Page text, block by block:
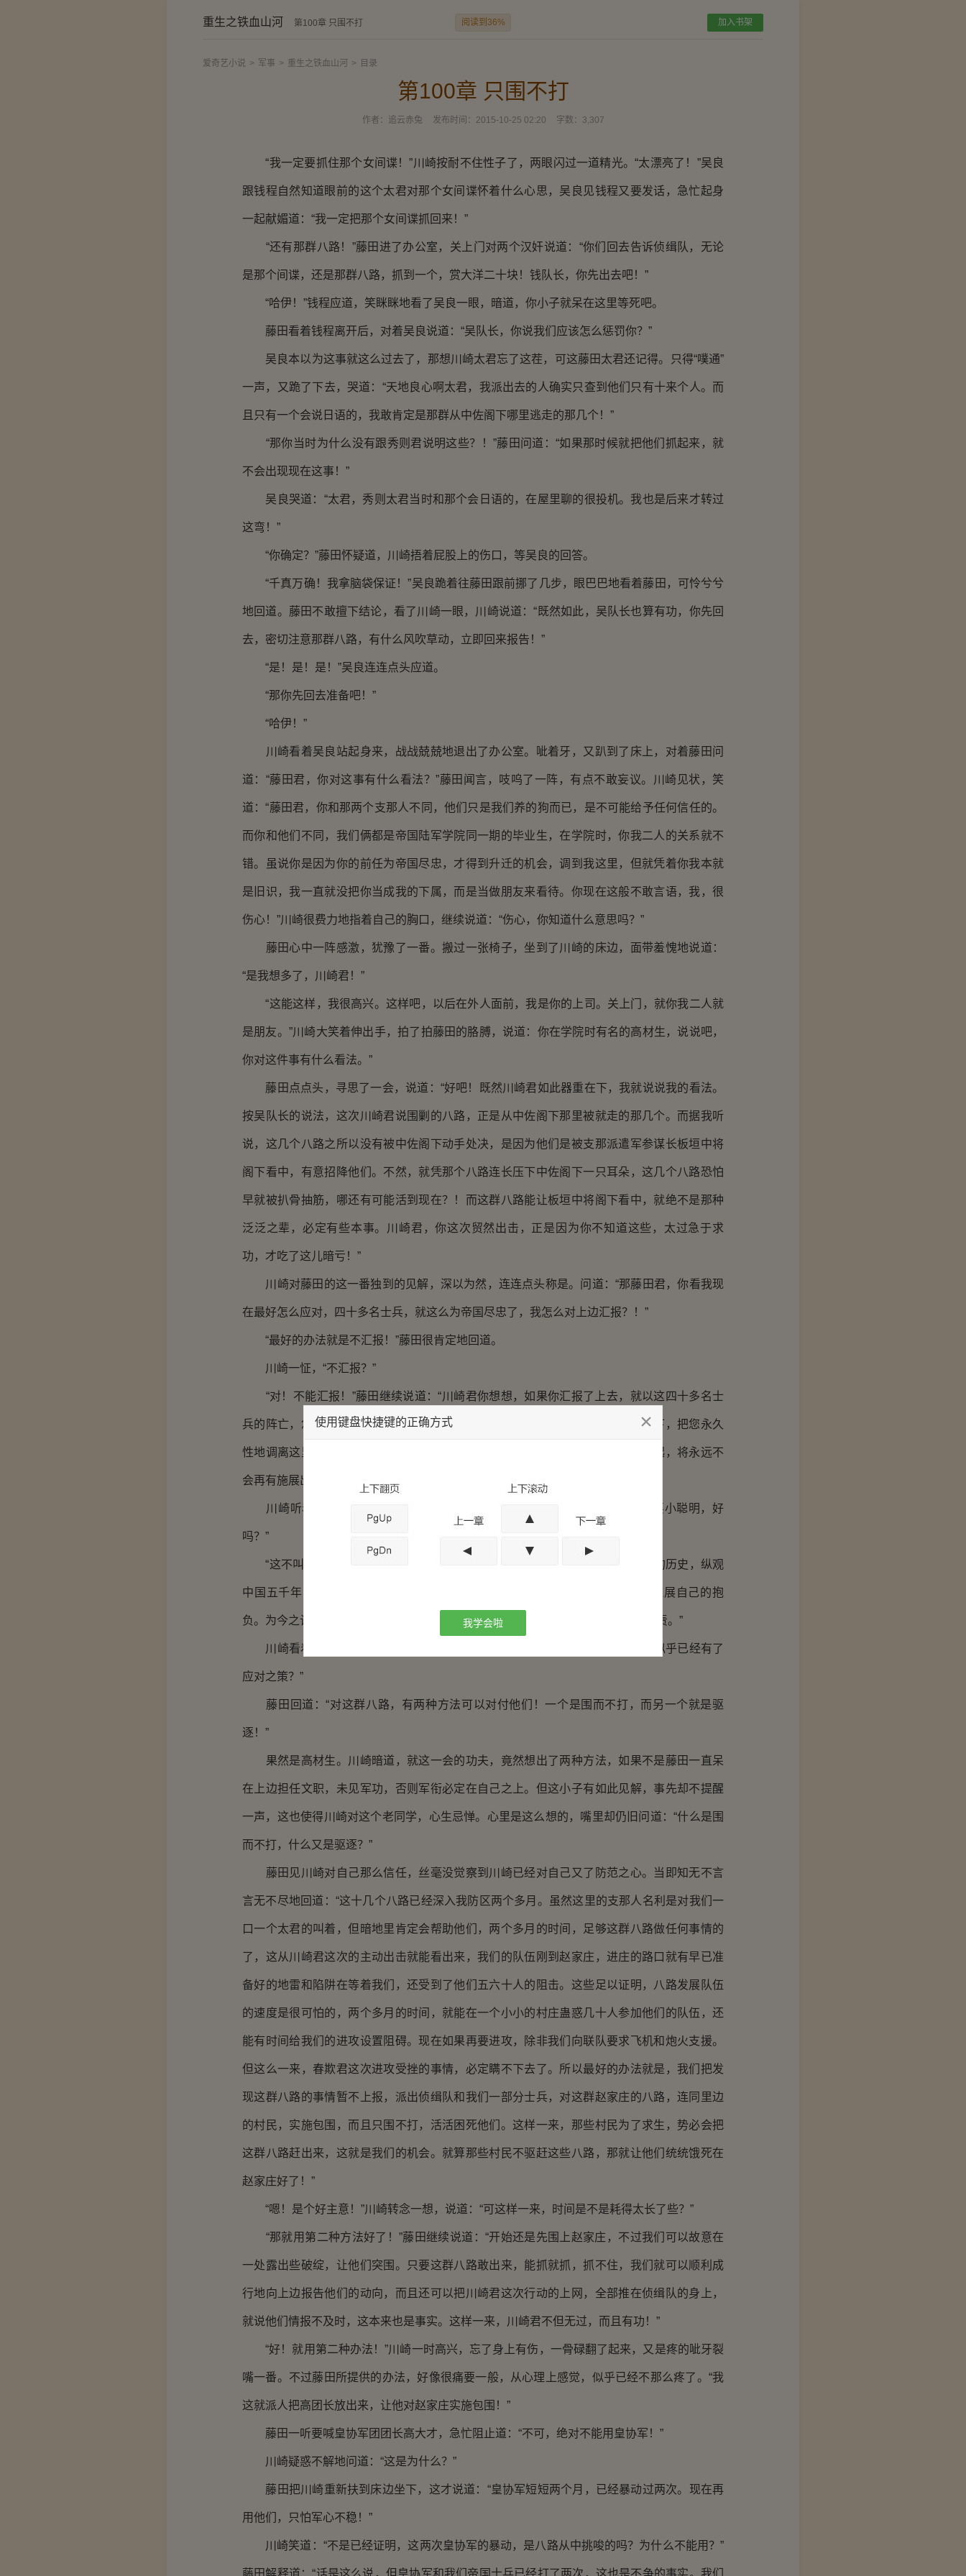
重生之铁血山河 第100章 只围不打 阅读到36% 加入书架
爱奇艺小说 > 军事 > 重生之铁血山河 > 目录
第100章 只围不打
作者： 追云赤兔 发布时间： 2015-10-25 02:20 字数： 3,307
“我一定要抓住那个女间谍！”川崎按耐不住性子了，两眼闪过一道精光。“太漂亮了！”吴良
跟钱程自然知道眼前的这个太君对那个女间谍怀着什么心思，吴良见钱程又要发话，急忙起身
一起献媚道：“我一定把那个女间谍抓回来！”
“还有那群八路！”藤田进了办公室，关上门对两个汉奸说道：“你们回去告诉侦缉队，无论
是那个间谍，还是那群八路，抓到一个，赏大洋二十块！钱队长，你先出去吧！”
“哈伊！”钱程应道，笑眯眯地看了吴良一眼，暗道，你小子就呆在这里等死吧。
藤田看着钱程离开后，对着吴良说道：“吴队长，你说我们应该怎么惩罚你？”
吴良本以为这事就这么过去了，那想川崎太君忘了这茬，可这藤田太君还记得。只得“噗通”
一声，又跪了下去，哭道：“天地良心啊太君，我派出去的人确实只查到他们只有十来个人。而
且只有一个会说日语的，我敢肯定是那群从中佐阁下哪里逃走的那几个！”
“那你当时为什么没有跟秀则君说明这些？！”藤田问道：“如果那时候就把他们抓起来，就
不会出现现在这事！”
吴良哭道：“太君，秀则太君当时和那个会日语的，在屋里聊的很投机。我也是后来才转过
这弯！”
“你确定？”藤田怀疑道，川崎捂着屁股上的伤口，等吴良的回答。
“千真万确！我拿脑袋保证！”吴良跪着往藤田跟前挪了几步，眼巴巴地看着藤田，可怜兮兮
地回道。藤田不敢擅下结论，看了川崎一眼，川崎说道：“既然如此，吴队长也算有功，你先回
去，密切注意那群八路，有什么风吹草动，立即回来报告！”
“是！是！是！”吴良连连点头应道。
“那你先回去准备吧！”
“哈伊！”
川崎看着吴良站起身来，战战兢兢地退出了办公室。呲着牙，又趴到了床上，对着藤田问
道：“藤田君，你对这事有什么看法？”藤田闻言，吱呜了一阵，有点不敢妄议。川崎见状，笑
道：“藤田君，你和那两个支那人不同，他们只是我们养的狗而已，是不可能给予任何信任的。
而你和他们不同，我们俩都是帝国陆军学院同一期的毕业生，在学院时，你我二人的关系就不
错。虽说你是因为你的前任为帝国尽忠，才得到升迁的机会，调到我这里，但就凭着你我本就
是旧识，我一直就没把你当成我的下属，而是当做朋友来看待。你现在这般不敢言语，我，很
伤心！”川崎很费力地指着自己的胸口，继续说道：“伤心，你知道什么意思吗？”
藤田心中一阵感激，犹豫了一番。搬过一张椅子，坐到了川崎的床边，面带羞愧地说道：
“是我想多了，川崎君！”
“这能这样，我很高兴。这样吧，以后在外人面前，我是你的上司。关上门，就你我二人就
是朋友。”川崎大笑着伸出手，拍了拍藤田的胳膊，说道：你在学院时有名的高材生，说说吧，
你对这件事有什么看法。”
藤田点点头，寻思了一会，说道：“好吧！既然川崎君如此器重在下，我就说说我的看法。
按吴队长的说法，这次川崎君说围剿的八路，正是从中佐阁下那里被就走的那几个。而据我听
说，这几个八路之所以没有被中佐阁下动手处决，是因为他们是被支那派遣军参谋长板垣中将
阁下看中，有意招降他们。不然，就凭那个八路连长压下中佐阁下一只耳朵，这几个八路恐怕
早就被扒骨抽筋，哪还有可能活到现在？！而这群八路能让板垣中将阁下看中，就绝不是那种
泛泛之辈，必定有些本事。川崎君，你这次贸然出击，正是因为你不知道这些，太过急于求
功，才吃了这儿暗亏！”
川崎对藤田的这一番独到的见解，深以为然，连连点头称是。问道：“那藤田君，你看我现
在最好怎么应对，四十多名士兵，就这么为帝国尽忠了，我怎么对上边汇报？！”
“最好的办法就是不汇报！”藤田很肯定地回道。
川崎一怔，“不汇报？”
“对！不能汇报！”藤田继续说道：“川崎君你想想，如果你汇报了上去，就以这四十多名士
兵的阵亡，您必定会被联队长训斥，仅仅是训斥倒还无所谓，就怕联队长一气之下，把您永久
性地调离这里，您面对着的将是，永无出头之日。您在帝国陆军学院所学到的一起，将永远不
会再有施展出来的机会了。”
川崎听着藤田的分析，越想越怕，冷汗连连地问道：“那、、、这样对上边耍小聪明，好
吗？”
“这不叫小聪明，这叫策略！回想您和我还在学院的时候，我们就学过这中国的历史，纵观
中国五千年的历史，那些当官的总结出一条经验，那就是留得有用之身，才能施展自己的抱
负。为今之计，就是您能立一次功，将功补过，联队长自然就不会对您做出任何指责。”
川崎看着藤田自信满满的样子，心里暗暗放下了心，问道：”这样说，藤田君似乎已经有了
应对之策？”
藤田回道：“对这群八路，有两种方法可以对付他们！一个是围而不打，而另一个就是驱
逐！”
果然是高材生。川崎暗道，就这一会的功夫，竟然想出了两种方法，如果不是藤田一直呆
在上边担任文职，未见军功，否则军衔必定在自己之上。但这小子有如此见解，事先却不提醒
一声，这也使得川崎对这个老同学，心生忌惮。心里是这么想的，嘴里却仍旧问道：“什么是围
而不打，什么又是驱逐？”
藤田见川崎对自己那么信任，丝毫没觉察到川崎已经对自己又了防范之心。当即知无不言
言无不尽地回道：“这十几个八路已经深入我防区两个多月。虽然这里的支那人名利是对我们一
口一个太君的叫着，但暗地里肯定会帮助他们，两个多月的时间，足够这群八路做任何事情的
了，这从川崎君这次的主动出击就能看出来，我们的队伍刚到赵家庄，进庄的路口就有早已准
备好的地雷和陷阱在等着我们，还受到了他们五六十人的阻击。这些足以证明，八路发展队伍
的速度是很可怕的，两个多月的时间，就能在一个小小的村庄蛊惑几十人参加他们的队伍，还
能有时间给我们的进攻设置阻碍。现在如果再要进攻，除非我们向联队要求飞机和炮火支援。
但这么一来，春欺君这次进攻受挫的事情，必定瞒不下去了。所以最好的办法就是，我们把发
现这群八路的事情暂不上报，派出侦缉队和我们一部分士兵，对这群赵家庄的八路，连同里边
的村民，实施包围，而且只围不打，活活困死他们。这样一来，那些村民为了求生，势必会把
这群八路赶出来，这就是我们的机会。就算那些村民不驱赶这些八路，那就让他们统统饿死在
赵家庄好了！”
“嗯！是个好主意！”川崎转念一想，说道：“可这样一来，时间是不是耗得太长了些？”
“那就用第二种方法好了！”藤田继续说道：“开始还是先围上赵家庄，不过我们可以故意在
一处露出些破绽，让他们突围。只要这群八路敢出来，能抓就抓，抓不住，我们就可以顺利成
行地向上边报告他们的动向，而且还可以把川崎君这次行动的上网，全部推在侦缉队的身上，
就说他们情报不及时，这本来也是事实。这样一来，川崎君不但无过，而且有功！”
“好！就用第二种办法！”川崎一时高兴，忘了身上有伤，一骨碌翻了起来，又是疼的呲牙裂
嘴一番。不过藤田所提供的办法，好像很痛要一般，从心理上感觉，似乎已经不那么疼了。“我
这就派人把高团长放出来，让他对赵家庄实施包围！”
藤田一听要喊皇协军团团长高大才，急忙阻止道：“不可，绝对不能用皇协军！”
川崎疑惑不解地问道：“这是为什么？”
藤田把川崎重新扶到床边坐下，这才说道：“皇协军短短两个月，已经暴动过两次。现在再
用他们，只怕军心不稳！”
川崎笑道：“不是已经证明，这两次皇协军的暴动，是八路从中挑唆的吗？为什么不能用？”
藤田解释道：“话是这么说，但皇协军和我们帝国士兵已经打了两次，这也是不争的事实。我们
使用键盘快捷键的正确方式
我学会啦